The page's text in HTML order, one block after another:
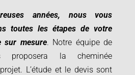
années, nous vous
toutes les étapes de votre
sur mesure. Notre équipe de
proposera la cheminée
L’étude et le devis sont